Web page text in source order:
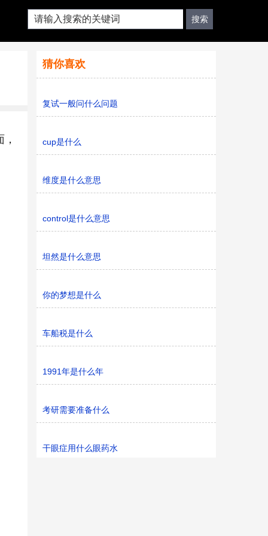
猜你喜欢
复试一般问什么问题
cup是什么
维度是什么意思
control是什么意思
坦然是什么意思
你的梦想是什么
车船税是什么
1991年是什么年
考研需要准备什么
干眼症用什么眼药水